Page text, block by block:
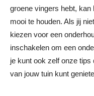
groene vingers hebt,
mooi te houden. Als jij
kiezen voor een
inschakelen om een
je kunt ook zelf onze tips
van jouw tuin kunt